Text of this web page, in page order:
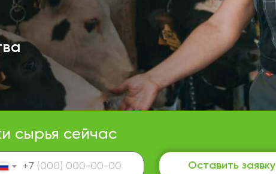
сырья сейчас
+7 Оставить заявку